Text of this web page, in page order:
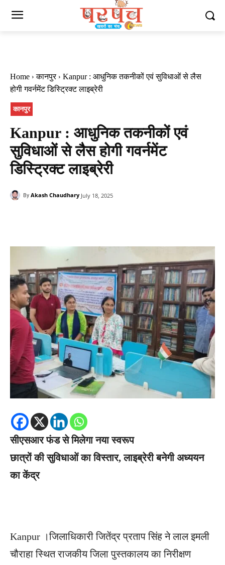
Home कानपुर
Kanpur : आधुनिक तकनीकों एवं सुविधाओं से लैस
होगी गवर्नमेंट डिस्ट्रिक्ट लाइब्रेरी
कानपुर
Kanpur : आधुनिक तकनीकों एवं
सुविधाओं से लैस होगी गवर्नमेंट
डिस्ट्रिक्ट लाइब्रेरी
By Akash Chaudhary July 18, 2025
सीएसआर फंड से मिलेगा नया स्वरूप
छात्रों की सुविधाओं का विस्तार, लाइब्रेरी बनेगी अध्ययन
का केंद्र
Kanpur ।जिलाधिकारी जितेंद्र प्रताप सिंह ने लाल इमली
चौराहा स्थित राजकीय जिला पुस्तकालय का निरीक्षण